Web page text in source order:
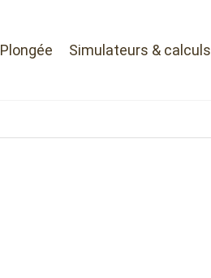
Plongée Simulateurs & calculs